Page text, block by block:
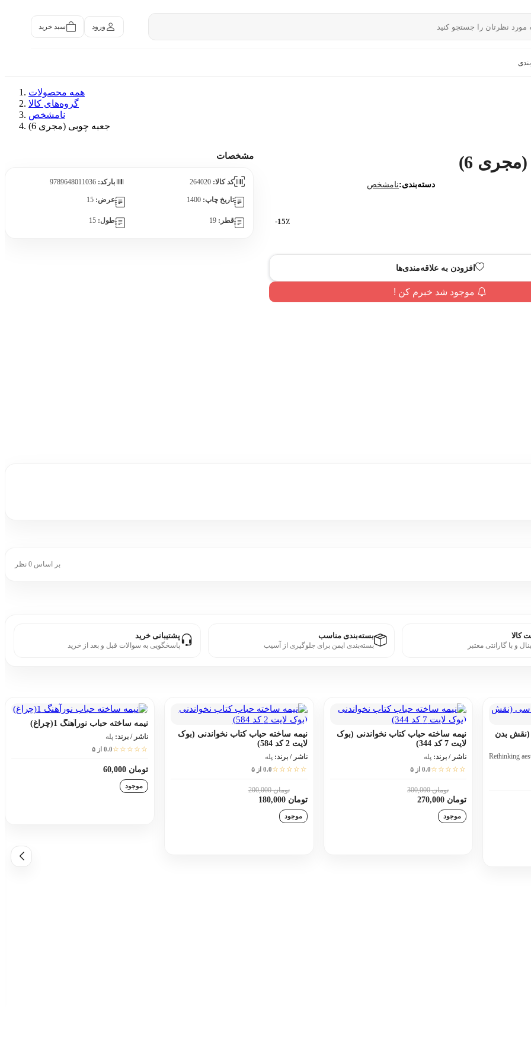
ورود سبد خرید
همه محصولات
گروه‌های کالا
نامشخص
جعبه چوبی (مجری 6)
6)
دسته‌بندی:نامشخص
15٪-
افزودن به علاقه‌مندی‌ها
موجود شد خبرم کن !
مشخصات
کد کالا: بارکد:
تاریخ چاپ: 1400 عرض: 15
قطر: 19 طول: 15
بر اساس 0 نظر
کالا
و با گارانتی معتبر
بسته‌بندی مناسب
بسته‌بندی ایمن برای جلوگیری از آسیب
پشتیبانی خرید
پاسخگویی به سوالات قبل و بعد از خرید
(نقش بدن
Rethinking
نیمه ساخته حباب کتاب نخواندنی (بوک
لایت 7 کد 344)
ناشر / برند: پله
☆☆☆☆☆0.0 از ۵
تومان 300,000
تومان 270,000
موجود
نیمه ساخته حباب کتاب نخواندنی (بوک
لایت 2 کد 584)
ناشر / برند: پله
☆☆☆☆☆0.0 از ۵
تومان 200,000
تومان 180,000
موجود
نیمه ساخته حباب نورآهنگ 1(چراغ)
ناشر / برند: پله
☆☆☆☆☆0.0 از ۵
تومان 60,000
موجود